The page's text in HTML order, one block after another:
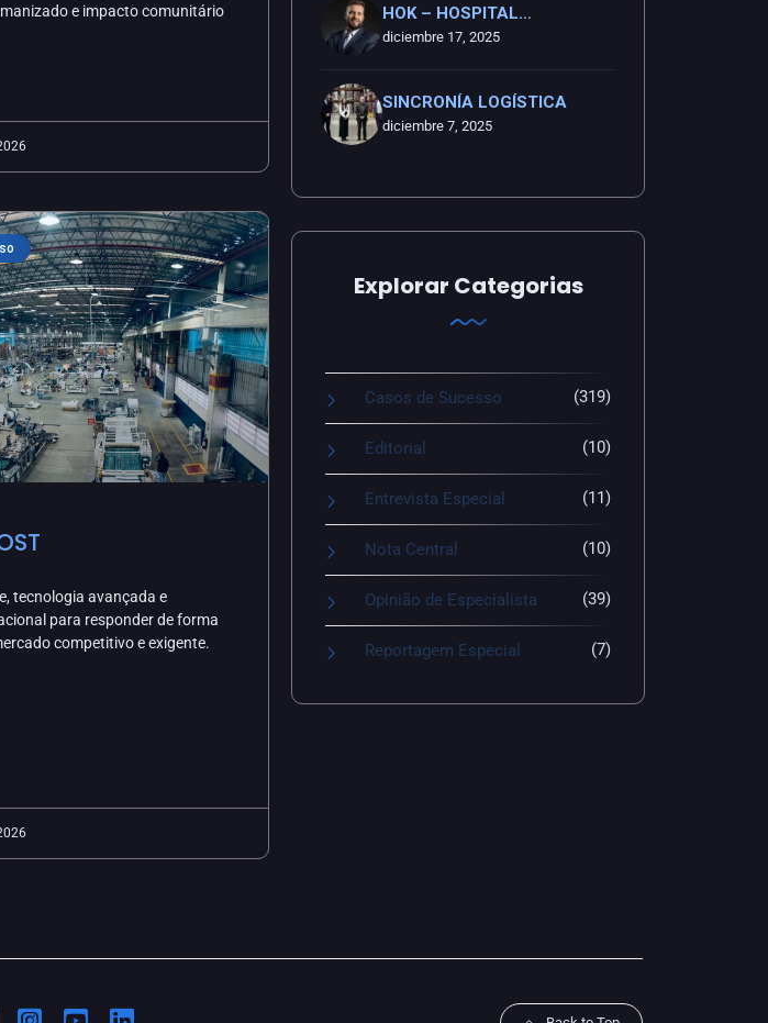
e impacto comunitário
tecnologia avançada e
para responder de forma
competitivo e exigente.
HOK – HOSPITAL…
diciembre 17, 2025
SINCRONÍA LOGÍSTICA
diciembre 7, 2025
Explorar Categorias
Casos de Sucesso (319)
Editorial (10)
Entrevista Especial (11)
Nota Central (10)
Opinião de Especialista (39)
Reportagem Especial (7)